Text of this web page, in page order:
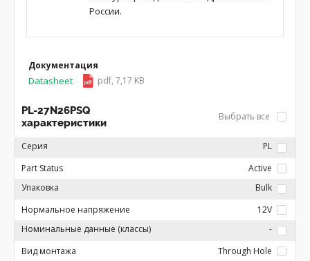
России.
Документация
Datasheet pdf, 7,17 KB
PL-27N26PSQ
характеристики
Выбрать все
Серия
PL
Part Status
Active
Упаковка
Bulk
Нормальное напряжение
12V
Номинальные данные (классы)
-
Вид монтажа
Through Hole